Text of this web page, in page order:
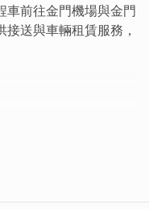
車前往金門機場與金門
送與車輛租賃服務，